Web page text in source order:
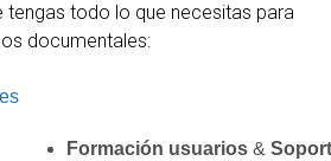
tengas todo lo que necesitas para
documentales:
Formación usuarios &